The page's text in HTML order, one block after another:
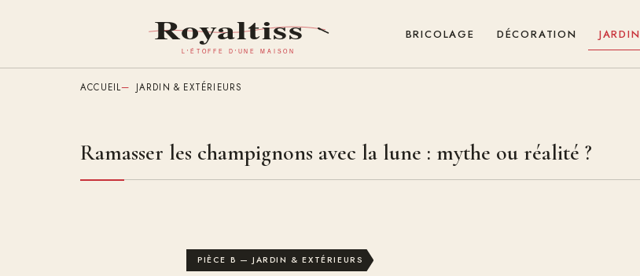
BRICOLAGE DÉCORATION
ACCUEIL JARDIN & EXTÉRIEURS
Ramasser les champignons avec la lune : mythe ou réalité ?
PIÈCE B — JARDIN & EXTÉRIEURS